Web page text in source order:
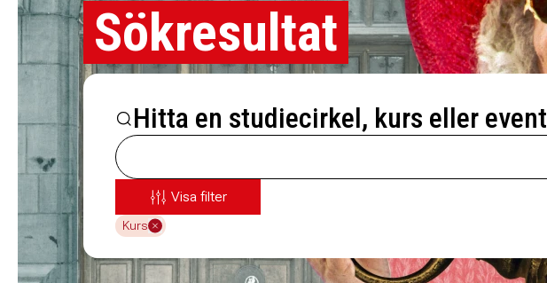
Sökresultat
Hitta en studiecirkel, kurs eller event
Visa filter
Kurs